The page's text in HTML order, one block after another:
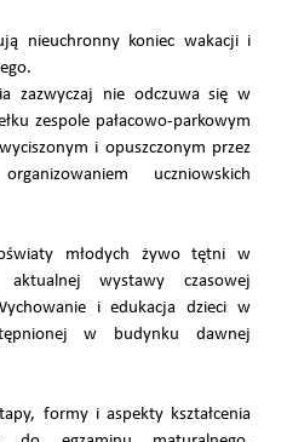
nieuchronny koniec wakacji i
zazwyczaj nie odczuwa się w
zespole pałacowo-parkowym
i opuszczonym przez
uczniowskich
młodych żywo tętni w
wystawy czasowej
i edukacja dzieci w
w budynku dawnej
formy i aspekty kształcenia